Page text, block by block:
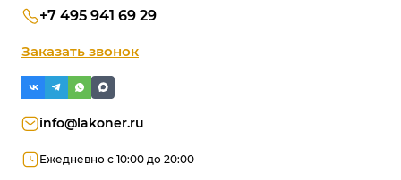
+7 495 941 69 29
Заказать звонок
info@lakoner.ru
Ежедневно с 10:00 до 20:00